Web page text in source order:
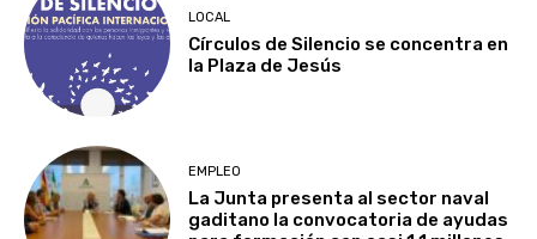
LOCAL
Círculos de Silencio se concentra en
la Plaza de Jesús
EMPLEO
La Junta presenta al sector naval
gaditano la convocatoria de ayudas